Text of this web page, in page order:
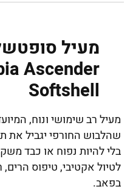
מעיל
Ascender
Softshell
מעיל רב שימושי ונוח,
שהלבוש החורפי יגביל את
בלי להיות נפוח או כבד
לטיול אקטיבי, טיפוס
בפאב.